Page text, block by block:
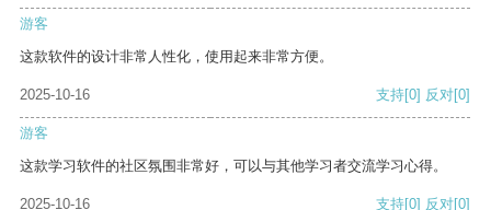
游客
这款软件的设计非常人性化，使用起来非常方便。
2025-10-16 支持[0] 反对[0]
游客
这款学习软件的社区氛围非常好，可以与其他学习者交流学习心得。
2025-10-16 支持[0] 反对[0]